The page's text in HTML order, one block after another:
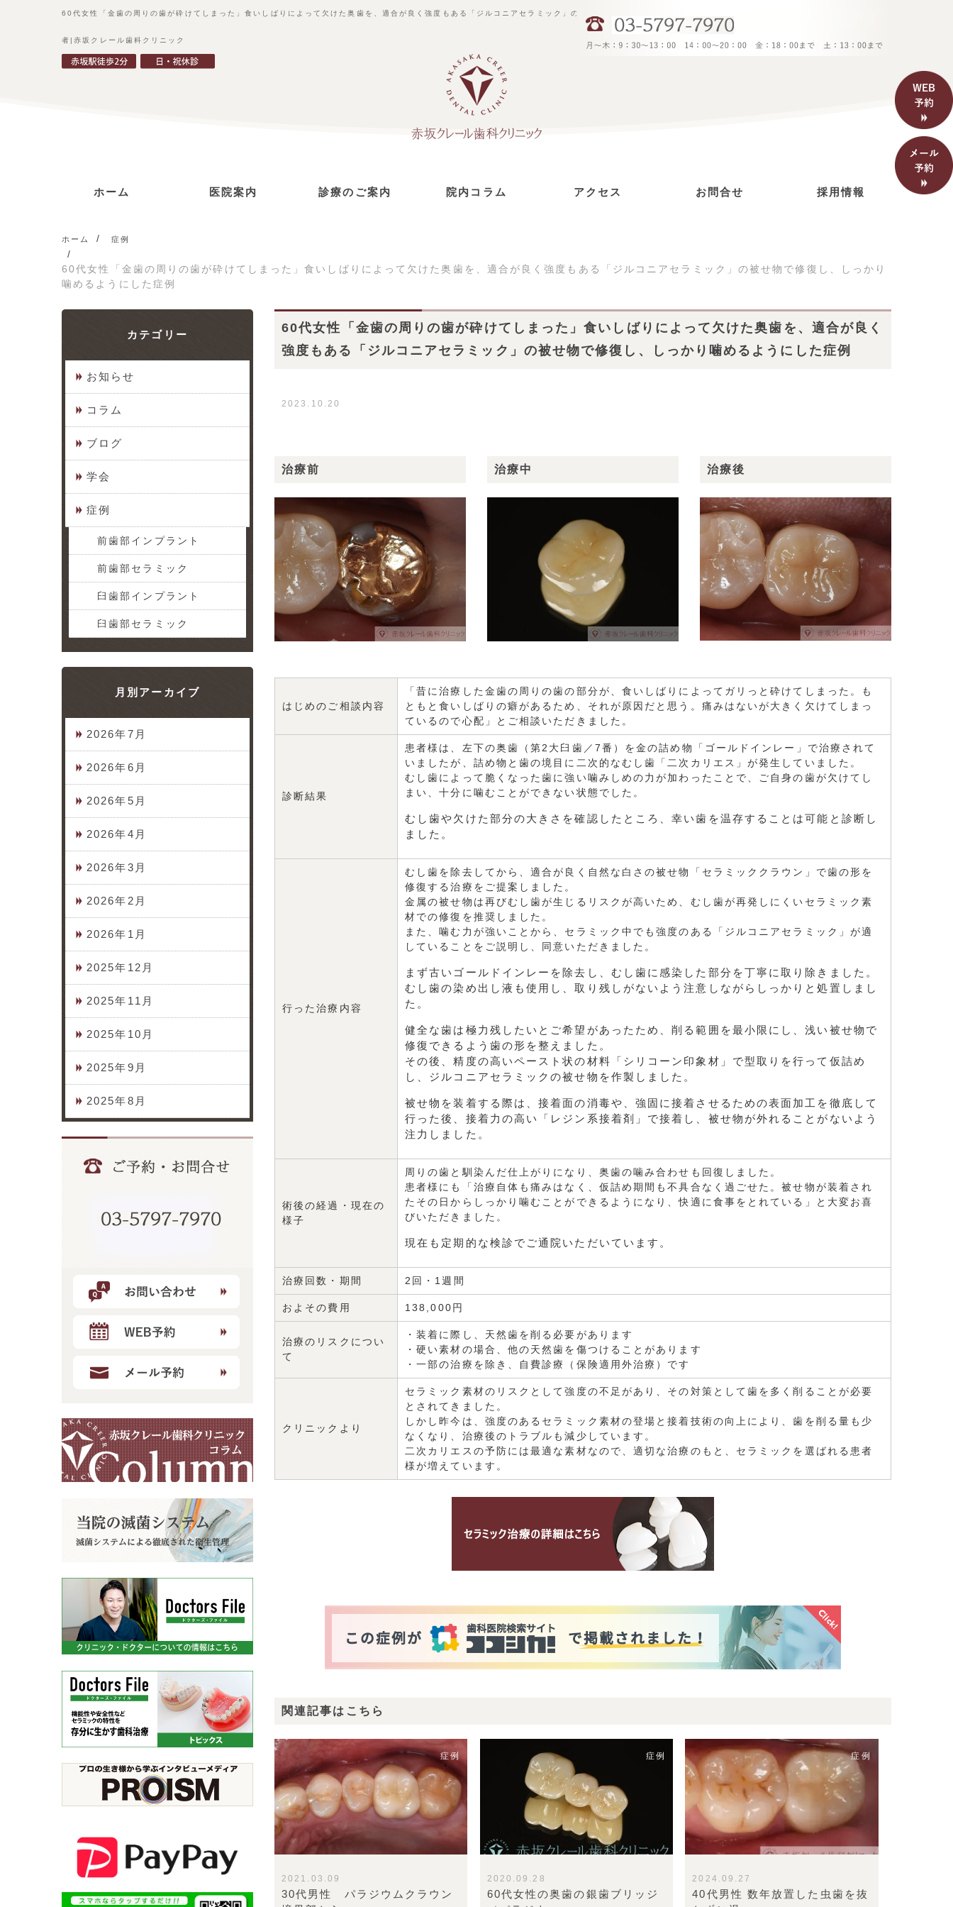
60代女性「金歯の周りの歯が砕けてしまった」食いしばりによって欠けた奥歯を、適合が良く強度もある「ジルコニアセラミック」の被せ物で修復し、しっかり噛めるようにした症例千代田線赤坂駅徒歩2分の歯医
者|赤坂クレール歯科クリニック
ホーム 医院案内 診療のご案内 院内コラム アクセス お問合せ 採用情報
ホーム 症例
60代女性「金歯の周りの歯が砕けてしまった」食いしばりによって欠けた奥歯を、適合が良く強度もある「ジルコニアセラミック」の被せ物で修復し、しっかり
噛めるようにした症例
カテゴリー
お知らせ
コラム
ブログ
学会
症例
前歯部インプラント
前歯部セラミック
臼歯部インプラント
臼歯部セラミック
月別アーカイブ
2026年7月
2026年6月
2026年5月
2026年4月
2026年3月
2026年2月
2026年1月
2025年12月
2025年11月
2025年10月
2025年9月
2025年8月
60代女性「金歯の周りの歯が砕けてしまった」食いしばりによって欠けた奥歯を、適合が良く
強度もある「ジルコニアセラミック」の被せ物で修復し、しっかり噛めるようにした症例
2023.10.20
治療前 治療中 治療後
はじめのご相談内容
「昔に治療した金歯の周りの歯の部分が、食いしばりによってガリっと砕けてしまった。も
ともと食いしばりの癖があるため、それが原因だと思う。痛みはないが大きく欠けてしまっ
ているので心配」とご相談いただきました。
診断結果
患者様は、左下の奥歯（第2大臼歯／7番）を金の詰め物「ゴールドインレー」で治療されて
いましたが、詰め物と歯の境目に二次的なむし歯「二次カリエス」が発生していました。
むし歯によって脆くなった歯に強い噛みしめの力が加わったことで、ご自身の歯が欠けてし
まい、十分に噛むことができない状態でした。
むし歯や欠けた部分の大きさを確認したところ、幸い歯を温存することは可能と診断し
ました。
行った治療内容
むし歯を除去してから、適合が良く自然な白さの被せ物「セラミッククラウン」で歯の形を
修復する治療をご提案しました。
金属の被せ物は再びむし歯が生じるリスクが高いため、むし歯が再発しにくいセラミック素
材での修復を推奨しました。
また、噛む力が強いことから、セラミック中でも強度のある「ジルコニアセラミック」が適
していることをご説明し、同意いただきました。
まず古いゴールドインレーを除去し、むし歯に感染した部分を丁寧に取り除きました。
むし歯の染め出し液も使用し、取り残しがないよう注意しながらしっかりと処置しまし
た。
健全な歯は極力残したいとご希望があったため、削る範囲を最小限にし、浅い被せ物で
修復できるよう歯の形を整えました。
その後、精度の高いペースト状の材料「シリコーン印象材」で型取りを行って仮詰め
し、ジルコニアセラミックの被せ物を作製しました。
被せ物を装着する際は、接着面の消毒や、強固に接着させるための表面加工を徹底して
行った後、接着力の高い「レジン系接着剤」で接着し、被せ物が外れることがないよう
注力しました。
術後の経過・現在の
様子
周りの歯と馴染んだ仕上がりになり、奥歯の噛み合わせも回復しました。
患者様にも「治療自体も痛みはなく、仮詰め期間も不具合なく過ごせた。被せ物が装着され
たその日からしっかり噛むことができるようになり、快適に食事をとれている」と大変お喜
びいただきました。
現在も定期的な検診でご通院いただいています。
治療回数・期間 2回・1週間
およその費用 138,000円
治療のリスクについ
て
・装着に際し、天然歯を削る必要があります
・硬い素材の場合、他の天然歯を傷つけることがあります
・一部の治療を除き、自費診療（保険適用外治療）です
クリニックより
セラミック素材のリスクとして強度の不足があり、その対策として歯を多く削ることが必要
とされてきました。
しかし昨今は、強度のあるセラミック素材の登場と接着技術の向上により、歯を削る量も少
なくなり、治療後のトラブルも減少しています。
二次カリエスの予防には最適な素材なので、適切な治療のもと、セラミックを選ばれる患者
様が増えています。
関連記事はこちら
症例
2021.03.09
30代男性 パラジウムクラウン
症例
2020.09.28
60代女性の奥歯の銀歯ブリッジ
症例
2024.09.27
40代男性 数年放置した虫歯を抜